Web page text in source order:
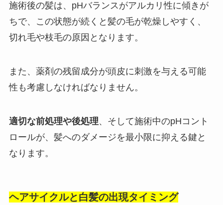
施術後の髪は、pHバランスがアルカリ性に傾きが
ちで、この状態が続くと髪の毛が乾燥しやすく、
切れ毛や枝毛の原因となります。
また、薬剤の残留成分が頭皮に刺激を与える可能
性も考慮しなければなりません。
適切な前処理や後処理、そして施術中のpHコント
ロールが、髪へのダメージを最小限に抑える鍵と
なります。
ヘアサイクルと白髪の出現タイミング